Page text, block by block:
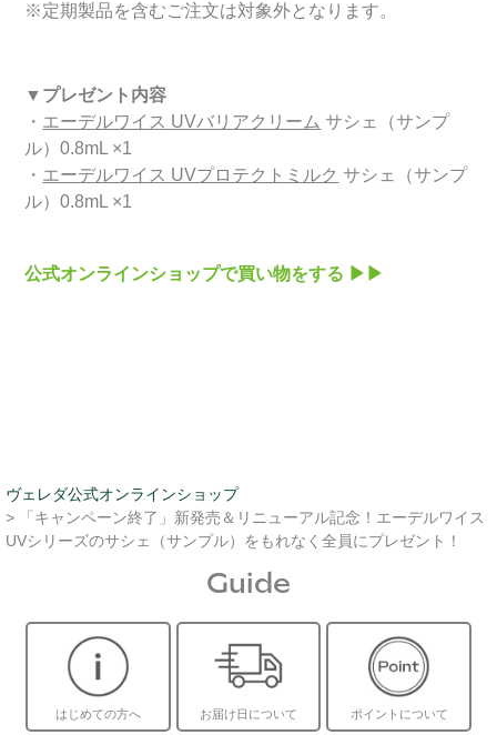
※定期製品を含むご注文は対象外となります。
▼プレゼント内容
・ エーデルワイス UVバリアクリーム サシェ（サンプ
ル）0.8mL ×1
・ エーデルワイス UVプロテクトミルク サシェ（サンプ
ル）0.8mL ×1
公式オンラインショップで買い物をする ▶▶
ヴェレダ公式オンラインショップ
> 「キャンペーン終了」新発売＆リニューアル記念！エーデルワイス
UVシリーズのサシェ（サンプル）をもれなく全員にプレゼント！
Guide
はじめての方へ お届け日について ポイントについて